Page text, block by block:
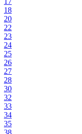
18
20
22
23
24
25
26
27
28
30
32
33
34
35
38